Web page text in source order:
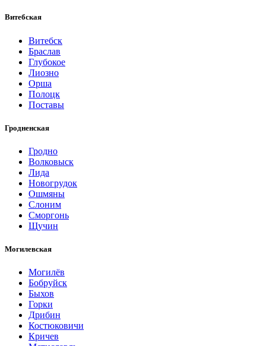
Витебская
Витебск
Браслав
Глубокое
Лиозно
Орша
Полоцк
Поставы
Гродненская
Гродно
Волковыск
Лида
Новогрудок
Ошмяны
Слоним
Сморгонь
Щучин
Могилевская
Могилёв
Бобруйск
Быхов
Горки
Дрибин
Костюковичи
Кричев